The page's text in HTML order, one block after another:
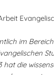
im
die